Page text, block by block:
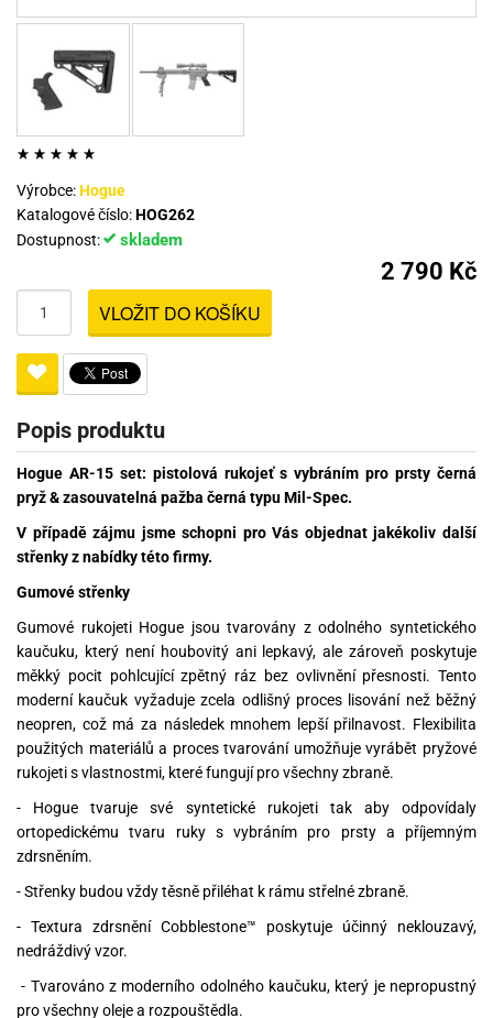
Výrobce:Hogue
Katalogové číslo:HOG262
Dostupnost:
skladem
2 790 Kč
VLOŽIT DO KOŠÍKU
Popis produktu
Hogue AR-15 set: pistolová rukojeť s vybráním pro prsty černá
pryž & zasouvatelná pažba černá typu Mil-Spec.
V případě zájmu jsme schopni pro Vás objednat jakékoliv další
střenky z nabídky této firmy.
Gumové střenky
Gumové rukojeti Hogue jsou tvarovány z odolného syntetického
kaučuku, který není houbovitý ani lepkavý, ale zároveň poskytuje
měkký pocit pohlcující zpětný ráz bez ovlivnění přesnosti. Tento
moderní kaučuk vyžaduje zcela odlišný proces lisování než běžný
neopren, což má za následek mnohem lepší přilnavost. Flexibilita
použitých materiálů a proces tvarování umožňuje vyrábět pryžové
rukojeti s vlastnostmi, které fungují pro všechny zbraně.
- Hogue tvaruje své syntetické rukojeti tak aby odpovídaly
ortopedickému tvaru ruky s vybráním pro prsty a příjemným
zdrsněním.
- Střenky budou vždy těsně přiléhat k rámu střelné zbraně.
- Textura zdrsnění Cobblestone™ poskytuje účinný neklouzavý,
nedráždivý vzor.
- Tvarováno z moderního odolného kaučuku, který je nepropustný
pro všechny oleje a rozpouštědla.